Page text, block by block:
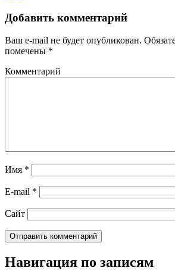
Добавить комментарий
Ваш e-mail не будет опубликован.
помечены *
Комментарий
Имя *
E-mail *
Сайт
Навигация по записям